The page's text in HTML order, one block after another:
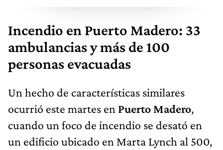
Incendio en Puerto Madero: 33
ambulancias y más de 100
personas evacuadas
Un hecho de características similares
ocurrió este martes en Puerto Madero,
cuando un foco de incendio se desató en
un edificio ubicado en Marta Lynch al 500,